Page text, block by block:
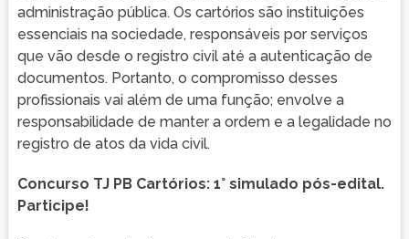
administração pública. Os cartórios são instituições
essenciais na sociedade, responsáveis por serviços
que vão desde o registro civil até a autenticação de
documentos. Portanto, o compromisso desses
profissionais vai além de uma função; envolve a
responsabilidade de manter a ordem e a legalidade no
registro de atos da vida civil.
Concurso TJ PB Cartórios: 1° simulado pós-edital.
Participe!